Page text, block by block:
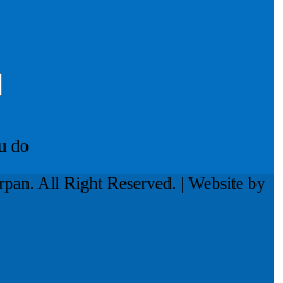
do
All Right Reserved. | Website by